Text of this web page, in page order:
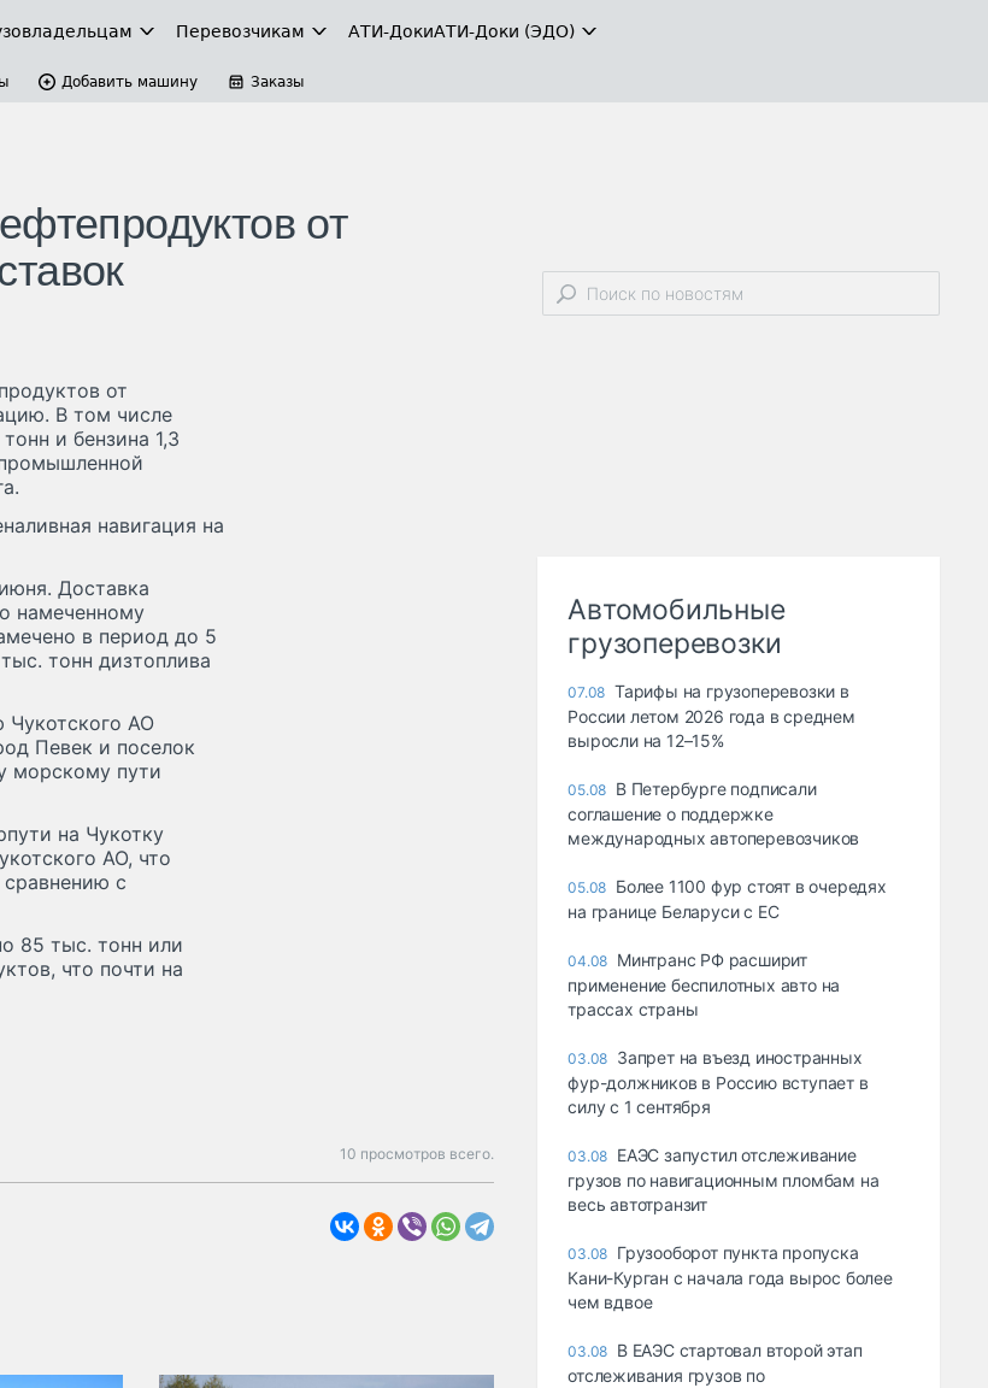
Перевозчикам АТИ-ДокиАТИ-Доки (ЭДО)
Добавить машину Заказы
от
от
В том числе
и бензина 1,3
навигация на
Доставка
намеченному
в период до 5
тонн дизтоплива
Чукотского АО
Певек и поселок
морскому пути
на Чукотку
АО, что
сравнению с
85 тыс. тонн или
что почти на
10 просмотров всего.
Автомобильные
грузоперевозки
07.08 Тарифы на грузоперевозки в
России летом 2026 года в среднем
выросли на 12–15%
05.08 В Петербурге подписали
соглашение о поддержке
международных автоперевозчиков
05.08 Более 1100 фур стоят в очередях
на границе Беларуси с ЕС
04.08 Минтранс РФ расширит
применение беспилотных авто на
трассах страны
03.08 Запрет на въезд иностранных
фур-должников в Россию вступает в
силу с 1 сентября
03.08 ЕАЭС запустил отслеживание
грузов по навигационным пломбам на
весь автотранзит
03.08 Грузооборот пункта пропуска
Кани-Курган с начала года вырос более
чем вдвое
03.08 В ЕАЭС стартовал второй этап
отслеживания грузов по